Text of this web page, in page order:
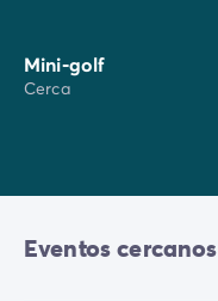
Mini-golf
Cerca
Eventos cercanos